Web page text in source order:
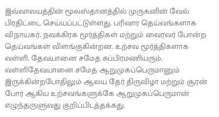
இவ்வாலயத்தின் மூலஸ்தானத்தில் முருகனின் வேல்
பிரதிட்டை செய்யப்பட்டுள்ளது. பரிவார தெய்வங்களாக
விநாயகர், நவக்கிரக மூர்த்திகள் மற்றும் வைரவர் போன்ற
தெய்வங்கள் விளங்குகின்றன. உற்சவ மூர்த்திகளாக
வள்ளி, தேவயானை சமேத சுப்பிரமணியரும்,
வள்ளிதேவயானை சமேத ஆறுமுகப்பெருமானும்
இருக்கின்றபோதிலும் ஆலய தேர் திருவிழா மற்றும் சூரன்
போர் ஆகிய உற்சவங்களுக்கே ஆறுமுகப்பெருமான்
எழுந்தருளுவது குறிப்பிடத்தக்கது.